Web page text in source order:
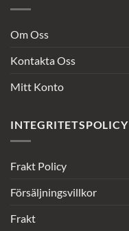
Om Oss
Kontakta Oss
Mitt Konto
INTEGRITETSPOLICY
Frakt Policy
Försäljningsvillkor
Frakt